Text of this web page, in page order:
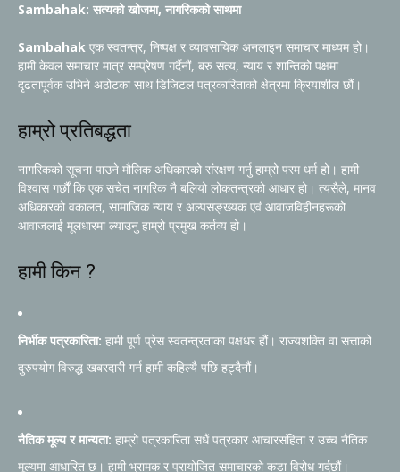
Sambahak: सत्यको खोजमा, नागरिकको साथमा
Sambahak एक स्वतन्त्र, निष्पक्ष र व्यावसायिक अनलाइन समाचार माध्यम हो।
हामी केवल समाचार मात्र सम्प्रेषण गर्दैनौं, बरु सत्य, न्याय र शान्तिको पक्षमा
दृढतापूर्वक उभिने अठोटका साथ डिजिटल पत्रकारिताको क्षेत्रमा क्रियाशील छौं।
हाम्रो प्रतिबद्धता
नागरिकको सूचना पाउने मौलिक अधिकारको संरक्षण गर्नु हाम्रो परम धर्म हो। हामी
विश्वास गर्छौं कि एक सचेत नागरिक नै बलियो लोकतन्त्रको आधार हो। त्यसैले, मानव
अधिकारको वकालत, सामाजिक न्याय र अल्पसङ्ख्यक एवं आवाजविहीनहरूको
आवाजलाई मूलधारमा ल्याउनु हाम्रो प्रमुख कर्तव्य हो।
हामी किन ?
निर्भीक पत्रकारिता: हामी पूर्ण प्रेस स्वतन्त्रताका पक्षधर हौं। राज्यशक्ति वा सत्ताको
दुरुपयोग विरुद्ध खबरदारी गर्न हामी कहिल्यै पछि हट्दैनौं।
नैतिक मूल्य र मान्यता: हाम्रो पत्रकारिता सधैं पत्रकार आचारसंहिता र उच्च नैतिक
मूल्यमा आधारित छ। हामी भ्रामक र प्रायोजित समाचारको कडा विरोध गर्दछौं।